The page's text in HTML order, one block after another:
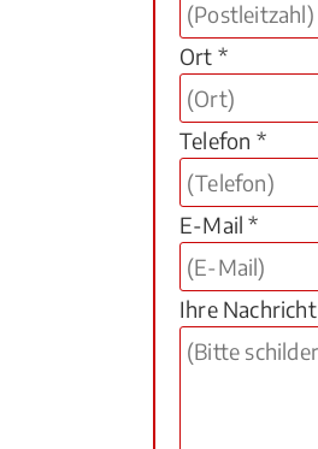
Ort *
Telefon *
E-Mail *
Ihre Nachricht